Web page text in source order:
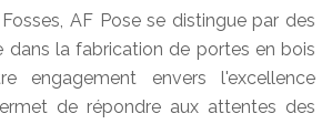
AF Pose se distingue par des
dans la fabrication de portes en bois
engagement envers l'excellence
de répondre aux attentes des